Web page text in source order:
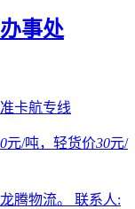
事处
卡航专线
元/吨，轻货价30元/
腾物流。 联系人: